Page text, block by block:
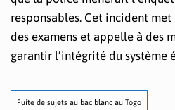
responsables. Cet incident
des examens et appelle à des
garantir l’intégrité du système
Fuite de sujets au bac blanc au Togo